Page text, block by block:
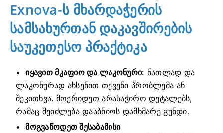
Exnova-ს მხარდაჭერის
სამსახურთან დაკავშირების
საუკეთესო პრაქტიკა
იყავით მკაფიო და ლაკონური: ნათლად და
ლაკონურად ახსენით თქვენი პრობლემა ან
შეკითხვა. მოერიდეთ არასაჭირო დეტალებს,
რამაც შეიძლება დააბნიოს დამხმარე გუნდი.
მოგვაწოდეთ შესაბამისი